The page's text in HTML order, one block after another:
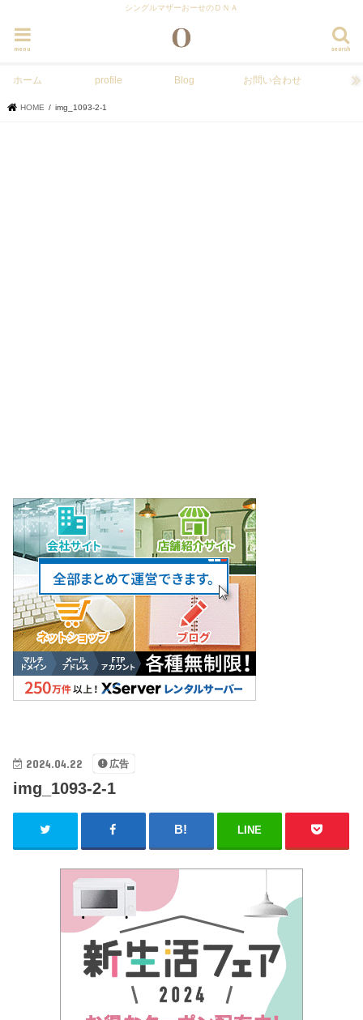
シングルマザーおーせのＤＮＡ
search
menu
ホーム profile Blog お問い合わせ
HOME img_1093-2-1
2024.04.22 広告
img_1093-2-1
LINE